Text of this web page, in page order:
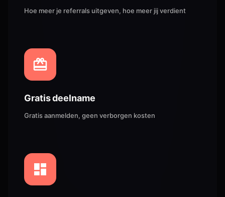
Hoe meer je referrals uitgeven, hoe meer jij verdient
Gratis deelname
Gratis aanmelden, geen verborgen kosten